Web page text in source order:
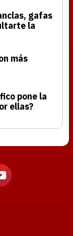
gafas
la
más
pone la
ellas?